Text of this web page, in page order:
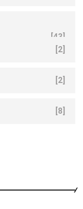
[43]
[2]
[2]
[8]